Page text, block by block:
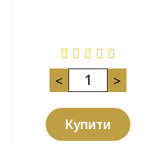
< >
Купити